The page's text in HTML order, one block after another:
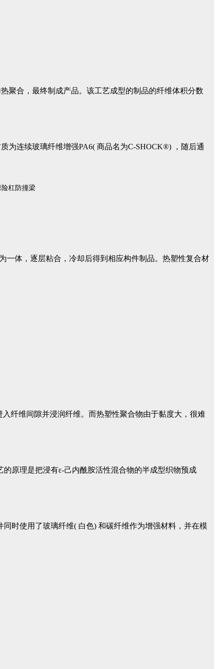
聚合，最终制成产品。该工艺成型的制品的纤维体积分数
为连续玻璃纤维增强PA6( 商品名为C-SHOCK®) ，随后通
杠防撞梁
一体，逐层粘合，冷却后得到相应构件制品。热塑性复合材
纤维间隙并浸润纤维。而热塑性聚合物由于黏度大，很难
原理是把浸有ε-己内酰胺活性混合物的半成型织物预成
同时使用了玻璃纤维( 白色) 和碳纤维作为增强材料，并在模